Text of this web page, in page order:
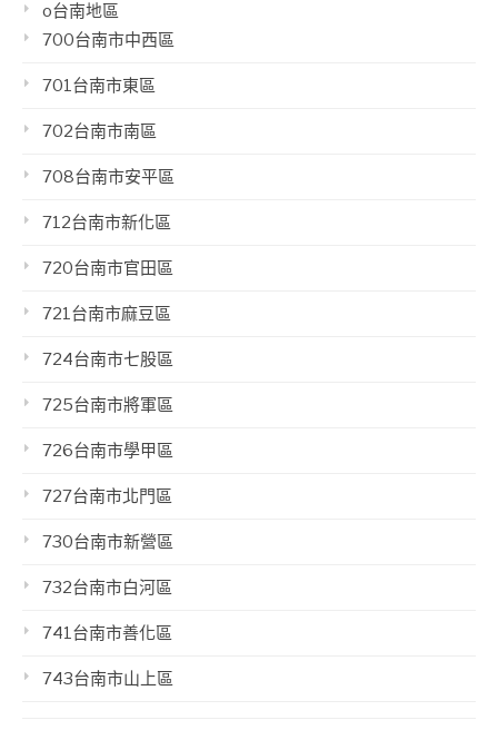
o台南地區
700台南市中西區
701台南市東區
702台南市南區
708台南市安平區
712台南市新化區
720台南市官田區
721台南市麻豆區
724台南市七股區
725台南市將軍區
726台南市學甲區
727台南市北門區
730台南市新營區
732台南市白河區
741台南市善化區
743台南市山上區